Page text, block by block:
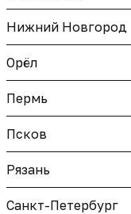
Нижний Новгород
Орёл
Пермь
Псков
Рязань
Санкт-Петербург